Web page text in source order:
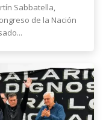
Sabbatella,
de la Nación